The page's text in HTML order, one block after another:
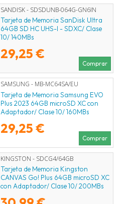
SANDISK - SDSDUNB-064G-GN6IN
Tarjeta de Memoria SanDisk Ultra
64GB SD HC UHS-I - SDXC/ Clase
10/ 140MBs
29,25 €
Comprar
SAMSUNG - MB-MC64SA/EU
Tarjeta de Memoria Samsung EVO
Plus 2023 64GB microSD XC con
Adaptador/ Clase 10/ 160MBs
29,25 €
Comprar
KINGSTON - SDCG4/64GB
Tarjeta de Memoria Kingston
CANVAS Go! Plus 64GB microSD XC
con Adaptador/ Clase 10/ 200MBs